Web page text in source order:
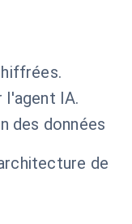
IA.
des données
de